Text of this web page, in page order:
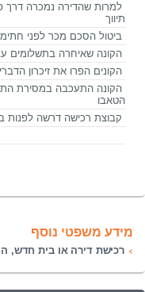
למרות שהדירה נמכרה דרך
תיווך
ביטול הסכם מכר לפני
הקונה שאיחרה בתשלומים
הקונים הפרו את זיכרון
הקונה התעכבה במסירת
הטאבו
קבוצת רכישה דרשה
מידע משפטי נוסף
רכישת דירה או בית חדש,